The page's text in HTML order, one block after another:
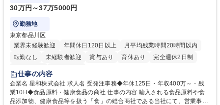
30万円～37万5000円
勤務地
東京都品川区
業界未経験歓迎
年間休日120日以上
月平均残業時間20時間以内
転勤なし
未経験者歓迎 賞与あり 育休あり
完全週休2日制
交通費支給
仕事の内容
企業名 星和株式会社 求人名 受発注事務◆年休125日・年収400万～・残
業10H◆食品原料・健康食品の商社 仕事の内容 輸入される食品原料や食
品添加物、健康食品等を扱う「食」の総合商社である当社にて、営業事務